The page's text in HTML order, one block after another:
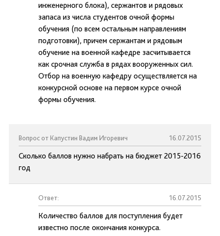
инженерного блока), сержантов и рядовых
запаса из числа студентов очной формы
обучения (по всем остальным направлениям
подготовки), причем сержантам и рядовым
обучение на военной кафедре засчитывается
как срочная служба в рядах вооруженных сил.
Отбор на военную кафедру осуществляется на
конкурсной основе на первом курсе очной
формы обучения.
Вопрос от Капустин Вадим Игоревич 16.07.2015
Сколько баллов нужно набрать на бюджет 2015-2016
год
Ответ: 16.07.2015
Количество баллов для поступления будет
известно после окончания конкурса.